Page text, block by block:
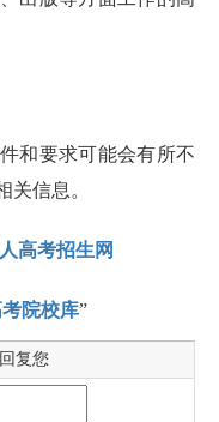
和要求可能会有所不
关信息。
高考招生网
院校库”
复您